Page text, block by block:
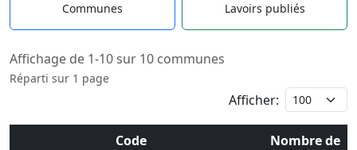
Communes Lavoirs publiés
Affichage de 1-10 sur 10 communes
Réparti sur 1 page
Afficher:
Code
Nombre de